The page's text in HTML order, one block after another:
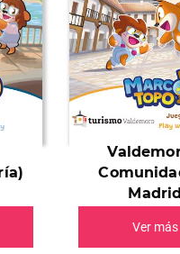
Madrid
Ver más